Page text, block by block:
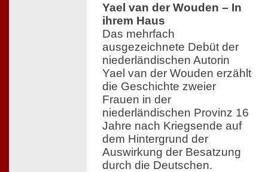
Yael van der Wouden – In
ihrem Haus
Das mehrfach
ausgezeichnete Debüt der
niederländischen Autorin
Yael van der Wouden erzählt
die Geschichte zweier
Frauen in der
niederländischen Provinz 16
Jahre nach Kriegsende auf
dem Hintergrund der
Auswirkung der Besatzung
durch die Deutschen.